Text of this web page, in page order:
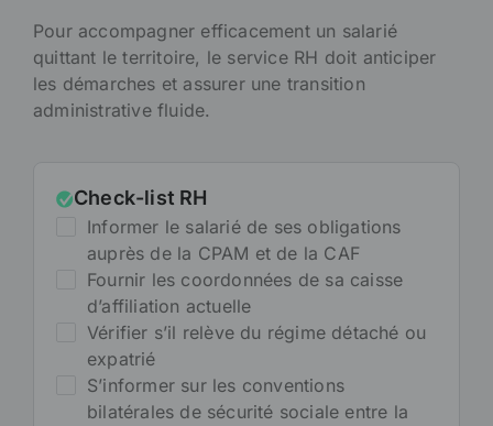
Pour accompagner efficacement un salarié
quittant le territoire, le service RH doit anticiper
les démarches et assurer une transition
administrative fluide.
Check-list RH
Informer le salarié de ses obligations
auprès de la CPAM et de la CAF
Fournir les coordonnées de sa caisse
d’affiliation actuelle
Vérifier s’il relève du régime détaché ou
expatrié
S’informer sur les conventions
bilatérales de sécurité sociale entre la